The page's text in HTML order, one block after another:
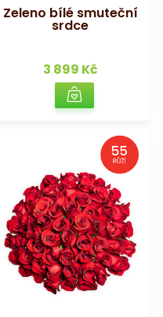
Zeleno bílé smuteční
srdce
3 899 Kč